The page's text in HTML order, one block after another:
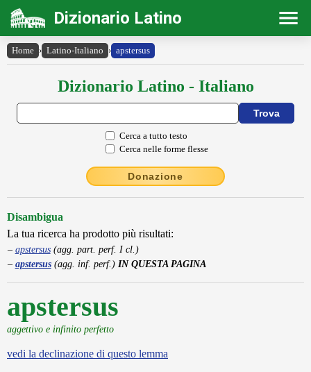
Dizionario Latino
Home › Latino-Italiano › apstersus
Dizionario Latino - Italiano
Cerca a tutto testo
Cerca nelle forme flesse
Donazione
Disambigua
La tua ricerca ha prodotto più risultati:
apstersus(agg. part. perf. I cl.)
apstersus(agg. inf. perf.) IN QUESTA PAGINA
apstersus
aggettivo e infinito perfetto
vedi la declinazione di questo lemma